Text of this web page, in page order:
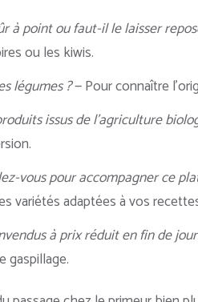
à point ou faut-il le laisser
ou les kiwis.
légumes ?— Pour connaître
issus de l’agriculture
vous pour accompagner ce
variétés adaptées à vos
à prix réduit en fin de
gaspillage.